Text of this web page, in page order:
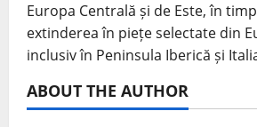
Europa Centrală și de Este, în
extinderea în piețe selectate din
inclusiv în Peninsula Iberică și
ABOUT THE AUTHOR